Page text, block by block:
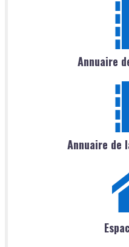
Annuaire
Annuaire de